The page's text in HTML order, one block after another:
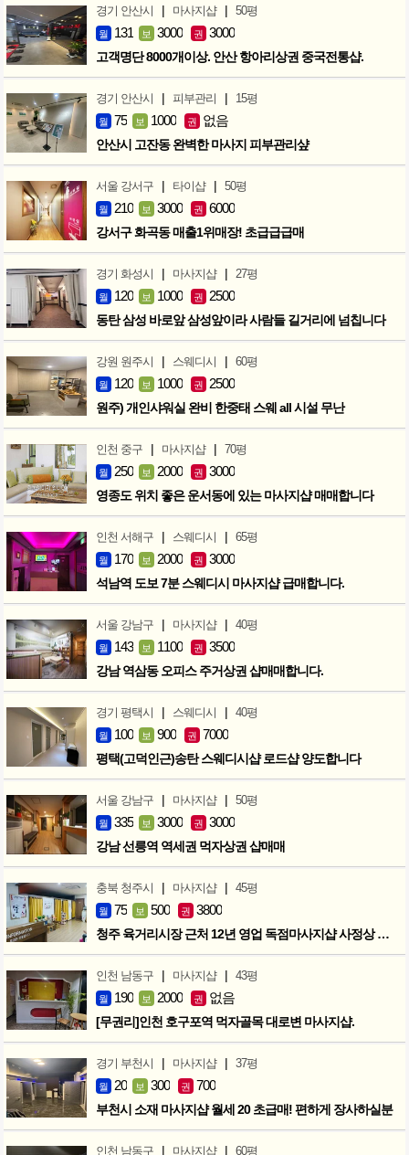
경기 안산시 | 마사지샵 | 50평
월 131 보 3000 권 3000
고객명단 8000개이상. 안산 항아리상권 중국전통샵.
경기 안산시 | 피부관리 | 15평
월 75 보 1000 권 없음
안산시 고잔동 완벽한 마사지 피부관리샾
서울 강서구 | 타이샵 | 50평
월 210 보 3000 권 6000
강서구 화곡동 매출1위매장! 초급급급매
경기 화성시 | 마사지샵 | 27평
월 120 보 1000 권 2500
동탄 삼성 바로앞 삼성앞이라 사람들 길거리에 넘칩니다
강원 원주시 | 스웨디시 | 60평
월 120 보 1000 권 2500
원주) 개인샤워실 완비 한중태 스웨 all 시설 무난
인천 중구 | 마사지샵 | 70평
월 250 보 2000 권 3000
영종도 위치 좋은 운서동에 있는 마사지샵 매매합니다
인천 서해구 | 스웨디시 | 65평
월 170 보 2000 권 3000
석남역 도보 7분 스웨디시 마사지샵 급매합니다.
서울 강남구 | 마사지샵 | 40평
월 143 보 1100 권 3500
강남 역삼동 오피스 주거상권 샵매매합니다.
경기 평택시 | 스웨디시 | 40평
월 100 보 900 권 7000
평택(고덕인근)송탄 스웨디시샵 로드샵 양도합니다
서울 강남구 | 마사지샵 | 50평
월 335 보 3000 권 3000
강남 선릉역 역세권 먹자상권 샵매매
충북 청주시 | 마사지샵 | 45평
월 75 보 500 권 3800
청주 육거리시장 근처 12년 영업 독점마사지샵 사정상 급매합니다.
인천 남동구 | 마사지샵 | 43평
월 190 보 2000 권 없음
[무권리]인천 호구포역 먹자골목 대로변 마사지샵.
경기 부천시 | 마사지샵 | 37평
월 20 보 300 권 700
부천시 소재 마사지샵 월세 20 초급매! 편하게 장사하실분
인천 남동구 | 마사지샵 | 60평